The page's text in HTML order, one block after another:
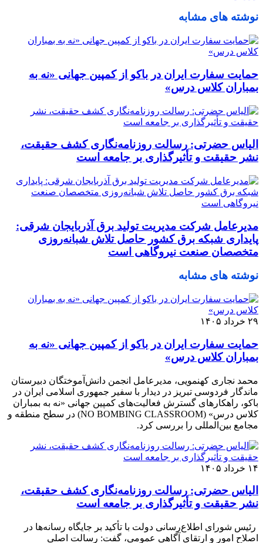
نوشته های مشابه
حمایت سفارت ایران در باکو از کمپین جهانی «نه به
بمباران کلاس درس»
الیاس حضرتی: رسالت روزنامه‌نگاری کشف حقیقت،
نشر حقیقت و تأثیرگذاری بر جامعه است
مدیرعامل شرکت مدیریت تولید برق آذربایجان شرقی:
پایداری شبکه برق کشور حاصل تلاش شبانه‌روزی
متخصصان صنعت نیروگاهی است
نوشته های مشابه
۲۹ خرداد ۱۴۰۵
حمایت سفارت ایران در باکو از کمپین جهانی «نه به
بمباران کلاس درس»
محمد نجاری کهنمویی، مدیرعامل انجمن دانش‌آموختگان دبیرستان
ماندگار فردوسی تبریز در دیدار با سفیر جمهوری اسلامی ایران در
باکو، راهکارهای گسترش فعالیت‌های کمپین جهانی «نه به بمباران
کلاس درس» (NO BOMBING CLASSROOM) در سطح منطقه و
مجامع بین‌المللی را بررسی کرد.
۱۴ خرداد ۱۴۰۵
الیاس حضرتی: رسالت روزنامه‌نگاری کشف حقیقت،
نشر حقیقت و تأثیرگذاری بر جامعه است
رئیس شورای اطلاع‌رسانی دولت با تأکید بر جایگاه رسانه‌ها در
اصلاح امور و ارتقای آگاهی عمومی، گفت: رسالت اصلی